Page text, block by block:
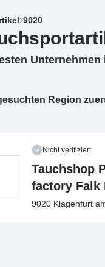
9020
Region
Nicht verifiziert
Tauchshop
factory Falk
9020 Klagenfurt